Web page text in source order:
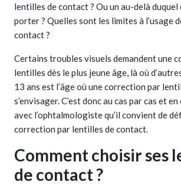
lentilles de contact ? Ou un au-delà duquel
porter ? Quelles sont les limites à l’usage
contact ?
Certains troubles visuels demandent une
lentilles dès le plus jeune âge, là où
13 ans est l’âge où une correction par
s’envisager. C’est donc au cas par cas et
avec l’ophtalmologiste qu’il convient de
correction par lentilles de contact.
Comment choisir ses
de contact ?